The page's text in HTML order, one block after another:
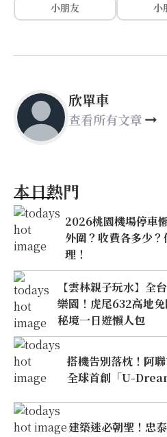
小朋友
小
欣單車
查看所有文章
本日熱門
2026桃園機場停車
外圍？收費各多少
理！
【雲林親子玩水】全
樂園！虎尾632高地
秘境一日遊懶人包
搭機告別落枕！阿
全球首創「U-
建築迷必朝聖！忠